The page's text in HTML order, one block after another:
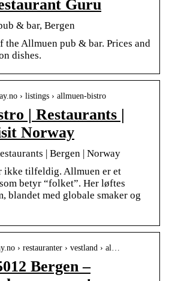
Guru
& bar, Bergen
the Allmuen pub & bar. Prices and
dishes.
› listings › allmuen-bistro
| Restaurants |
Norway
| Bergen | Norway
ikke tilfeldig. Allmuen er et
betyr “folket”. Her løftes
blandet med globale smaker og
› restauranter › vestland › al…
Bergen –